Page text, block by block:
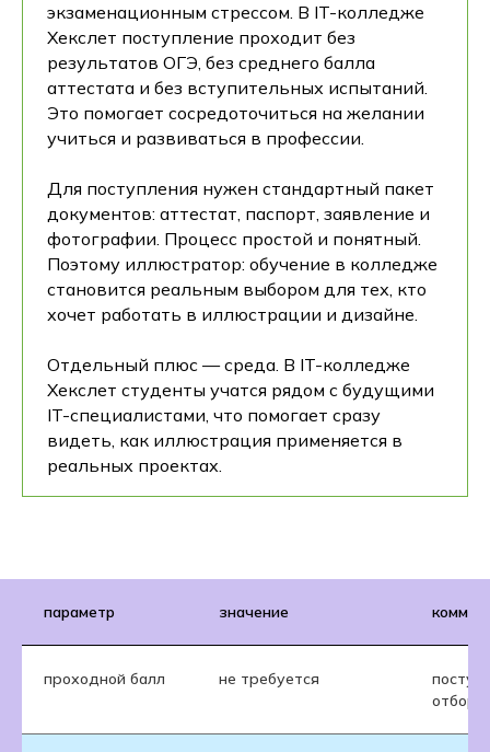
экзаменационным стрессом. В IT-колледже
Хекслет поступление проходит без
результатов ОГЭ, без среднего балла
аттестата и без вступительных испытаний.
Это помогает сосредоточиться на желании
учиться и развиваться в профессии.
Для поступления нужен стандартный пакет
документов: аттестат, паспорт, заявление и
фотографии. Процесс простой и понятный.
Поэтому иллюстратор: обучение в колледже
становится реальным выбором для тех, кто
хочет работать в иллюстрации и дизайне.
Отдельный плюс — среда. В IT-колледже
Хекслет студенты учатся рядом с будущими
IT-специалистами, что помогает сразу
видеть, как иллюстрация применяется в
реальных проектах.
параметр значение
проходной балл не требуется
отбора